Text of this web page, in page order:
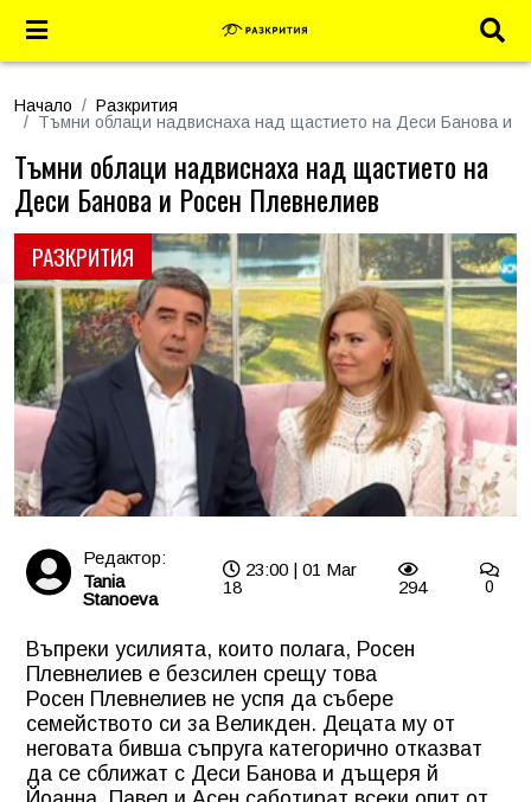
Начало
Разкрития
Тъмни облаци надвиснаха над щастието на Деси Банова и
РАЗКРИТИЯ
Тъмни облаци надвиснаха над щастието на
Деси Банова и Росен Плевнелиев
Редактор:
Tania
Stanoeva
23:00 | 01 Mar
18
294 0
Въпреки усилията, които полага, Росен
Плевнелиев е безсилен срещу това
Росен Плевнелиев не успя да събере
семейството си за Великден. Децата му от
неговата бивша съпруга категорично отказват
да се сближат с Деси Банова и дъщеря й